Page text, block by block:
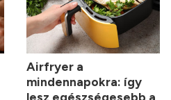
Airfryer a
mindennapokra: így
lesz egészségesebb a